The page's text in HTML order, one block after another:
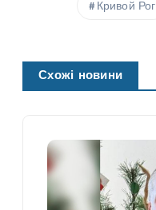
Кривой Рог
Схожі новини